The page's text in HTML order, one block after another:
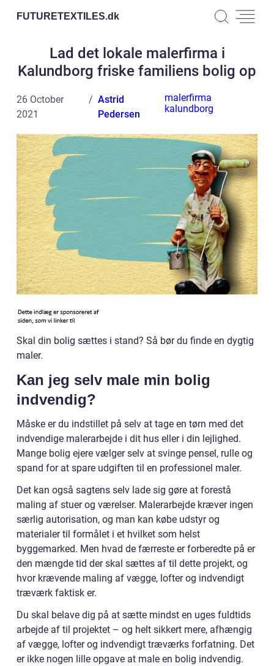
FUTURETEXTILES.dk
Lad det lokale malerfirma i
Kalundborg friske familiens bolig op
26 October
2021
Astrid
Pedersen
malerfirma
kalundborg
Skal din bolig sættes i stand? Så bør du finde en dygtig
maler.
Kan jeg selv male min bolig
indvendig?
Måske er du indstillet på selv at tage en tørn med det
indvendige malerarbejde i dit hus eller i din lejlighed.
Mange bolig ejere vælger selv at svinge pensel, rulle og
spand for at spare udgiften til en professionel maler.
Det kan også sagtens selv lade sig gøre at forestå
maling af stuer og værelser. Malerarbejde kræver ingen
særlig autorisation, og man kan købe udstyr og
materialer til formålet i et hvilket som helst
byggemarked. Men hvad de færreste er forberedte på er
den mængde tid der skal sættes af til dette projekt, og
hvor krævende maling af vægge, lofter og indvendigt
træværk faktisk er.
Du skal belave dig på at sætte mindst en uges fuldtids
arbejde af til projektet – og helt sikkert mere, afhængig
af vægge, lofter og indvendigt træværks forfatning. Det
er ikke nogen lille opgave at male en bolig indvendig.